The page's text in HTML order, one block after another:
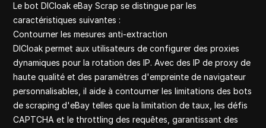
Le bot DICloak eBay Scrap se distingue par les
caractéristiques suivantes :
Contourner les mesures anti-extraction
DICloak permet aux utilisateurs de configurer des proxies
dynamiques pour la rotation des IP. Avec des IP de proxy de
haute qualité et des paramètres d'empreinte de navigateur
personnalisables, il aide à contourner les limitations des bots
de scraping d'eBay telles que la limitation de taux, les défis
CAPTCHA et le throttling des requêtes, garantissant des